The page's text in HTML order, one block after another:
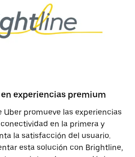
experiencias premium
Uber promueve las experiencias
en la primera y
la satisfacción del usuario.
esta solución con Brightline,